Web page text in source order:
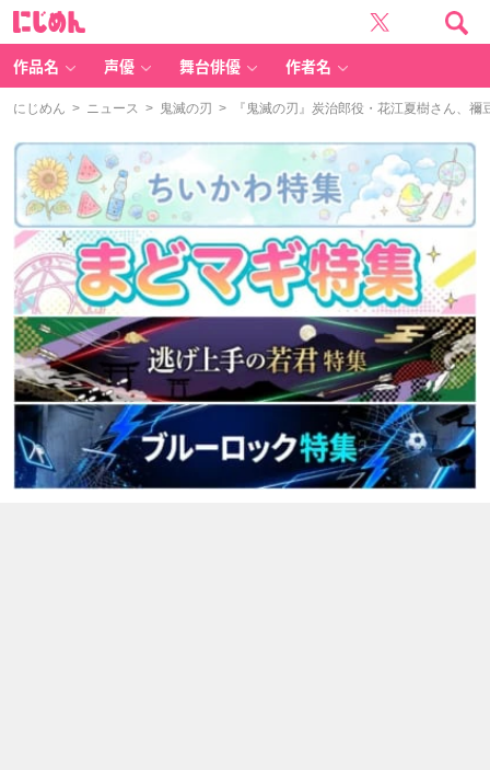
作品名 声優 舞台俳優 作者名
にじめん > ニュース > 鬼滅の刃 > 『鬼滅の刃』炭治郎役・花江夏樹さん、禰